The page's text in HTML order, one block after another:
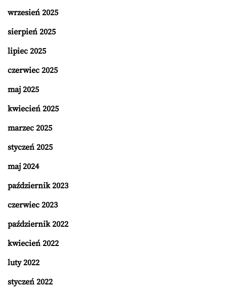
wrzesień 2025
sierpień 2025
lipiec 2025
czerwiec 2025
maj 2025
kwiecień 2025
marzec 2025
styczeń 2025
maj 2024
październik 2023
czerwiec 2023
październik 2022
kwiecień 2022
luty 2022
styczeń 2022